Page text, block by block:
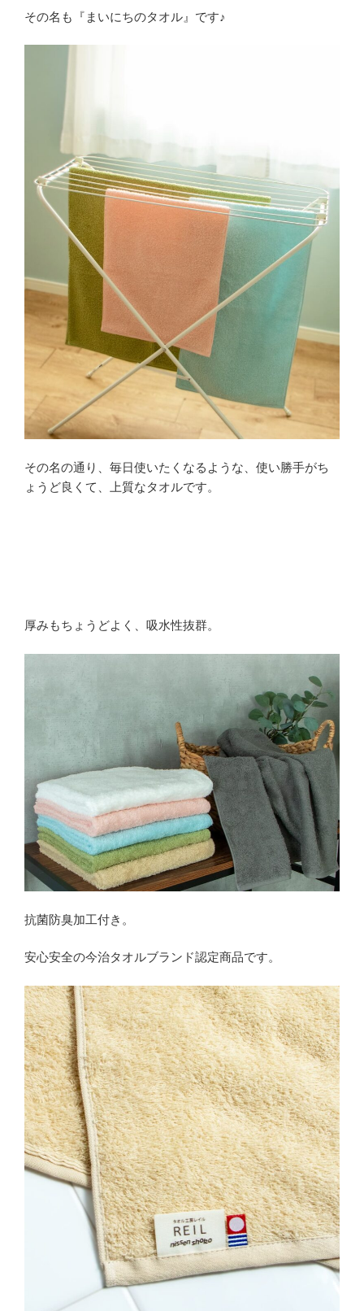
その名も『まいにちのタオル』です♪
その名の通り、毎日使いたくなるような、使い勝手がち
ょうど良くて、上質なタオルです。
厚みもちょうどよく、吸水性抜群。
抗菌防臭加工付き。
安心安全の今治タオルブランド認定商品です。